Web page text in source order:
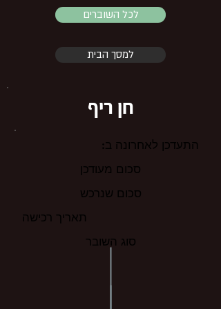
לכל השוברים
למסך הבית
חן ריף
התעדכן לאחרונה ב:
סכום מעודכן
סכום שנרכש
תאריך רכישה
סוג השובר